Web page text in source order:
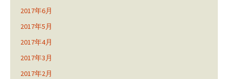
2017年6月
2017年5月
2017年4月
2017年3月
2017年2月